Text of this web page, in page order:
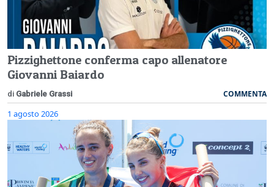
Pizzighettone conferma capo allenatore
Giovanni Baiardo
di Gabriele Grassi COMMENTA
1 agosto 2026